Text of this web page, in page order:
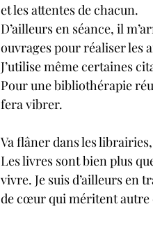
et les attentes de chacun.
D’ailleurs en séance, il
ouvrages pour réaliser les
J’utilise même certaines
Pour une bibliothérapie
fera vibrer.
Va flâner dans les
Les livres sont bien plus
vivre. Je suis d’ailleurs en
de cœur qui méritent autre